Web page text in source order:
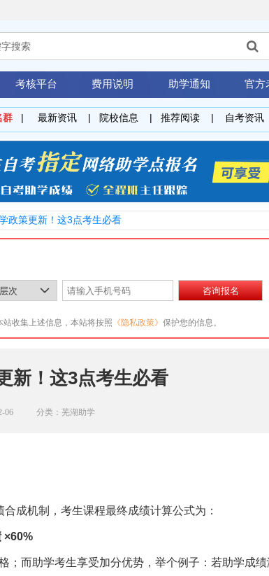
考核平台 费用说明 助学通知 官方
群 | 最新资讯| 院校信息 | 推荐阅读 | 自考资讯
新！这3点考生必看
06 分类：芜湖助学
成机制，考生课程最终成绩计算公式为：
×60%
；而助学考生享受加分优势，举个例子：若助学成
政策更新！这3点考生必看

站收集上述信息，本站将按照 《隐私政策》保护您的信息。